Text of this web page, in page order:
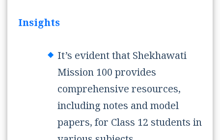
Insights
It’s evident that Shekhawati
Mission 100 provides
comprehensive resources,
including notes and model
papers, for Class 12 students in